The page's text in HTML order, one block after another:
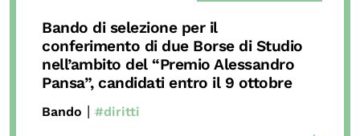
Bando di selezione per il
conferimento di due Borse di Studio
nell’ambito del “Premio Alessandro
Pansa”, candidati entro il 9 ottobre
Bando | #diritti